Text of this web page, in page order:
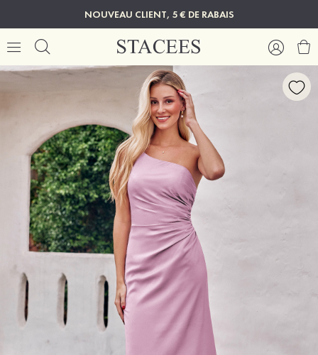
NOUVEAU CLIENT, 5 € DE RABAIS